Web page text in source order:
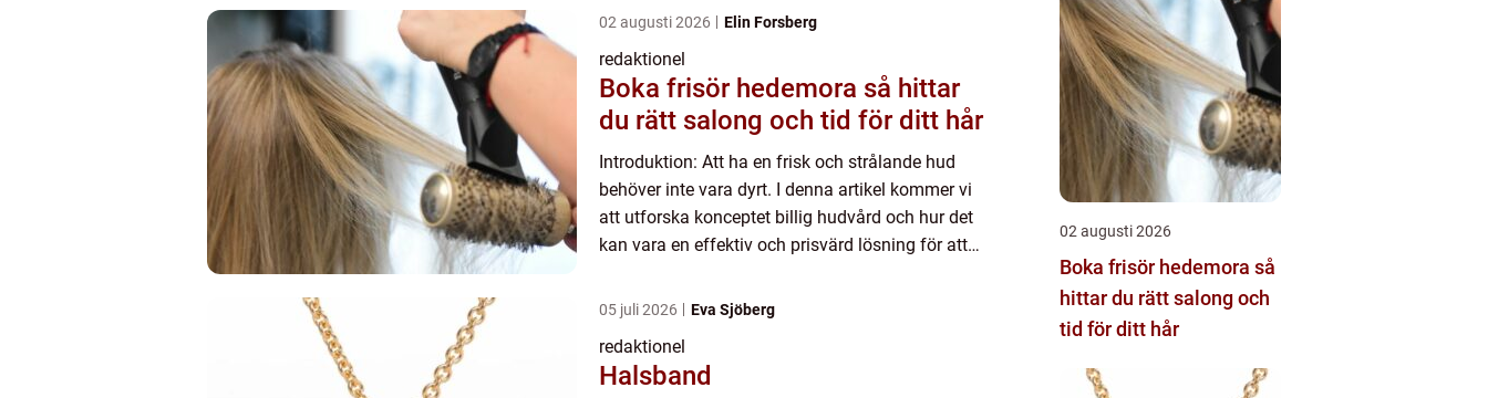
02 augusti 2026 Elin Forsberg
redaktionel
Boka frisör hedemora så hittar
du rätt salong och tid för ditt hår
Introduktion: Att ha en frisk och strålande hud
behöver inte vara dyrt. I denna artikel kommer vi
att utforska konceptet billig hudvård och hur det
kan vara en effektiv och prisvärd lösning för att
öve...
05 juli 2026 Eva Sjöberg
redaktionel
Halsband
02 augusti 2026
Boka frisör hedemora så
hittar du rätt salong och
tid för ditt hår